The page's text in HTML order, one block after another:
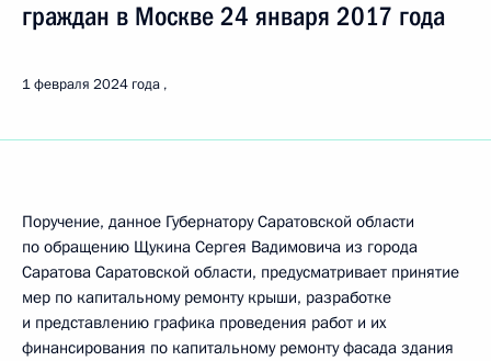
граждан в Москве 24 января 2017 года
1 февраля 2024 года
Поручение, данное Губернатору Саратовской области
по обращению Щукина Сергея Вадимовича из города
Саратова Саратовской области, предусматривает принятие
мер по капитальному ремонту крыши, разработке
и представлению графика проведения работ и их
финансирования по капитальному ремонту фасада здания